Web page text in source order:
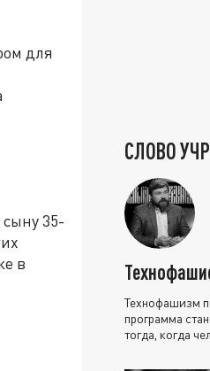
для
35-
в
СЛОВО
Технофашизм
программа
тогда, когда